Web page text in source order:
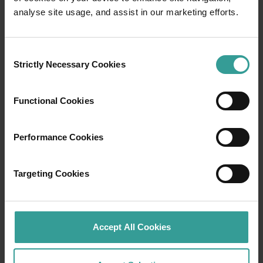
analyse site usage, and assist in our marketing efforts.
Selection
Strictly Necessary Cookies
Functional Cookies
Performance Cookies
Targeting Cookies
Accept All Cookies
01
Rute perjalanan
Rasakan romansa jalanan terbuka dalam
Atraksi alam dan tempat makan yang imajinatif
menjadikannya pengantar yang indah untuk
perjalananmu.